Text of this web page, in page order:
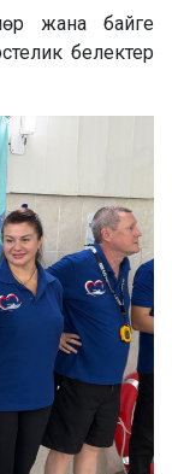
жана байге
белектер